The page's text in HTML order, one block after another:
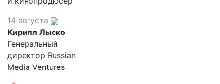
14 августа
Кирилл Лыско
Генеральный
директор Russian
Media Ventures